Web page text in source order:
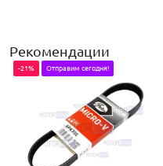
Рекомендации
-21% Отправим сегодня!